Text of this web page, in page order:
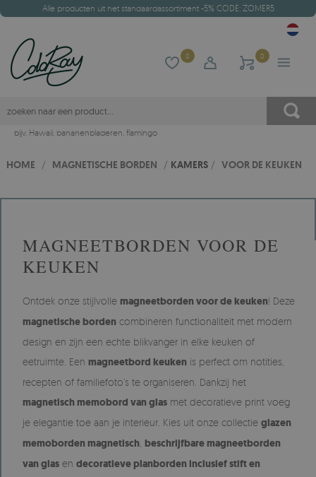
Alle producten uit het standaardassortiment -5% CODE: ZOMER5
0 0
bijv. Hawaii, bananenbladeren, flamingo
HOME / MAGNETISCHE BORDEN / KAMERS / VOOR DE KEUKEN
MAGNEETBORDEN VOOR DE
KEUKEN
Ontdek onze stijlvolle magneetborden voor de keuken! Deze
magnetische borden combineren functionaliteit met modern
design en zijn een echte blikvanger in elke keuken of
eetruimte. Een magneetbord keuken is perfect om notities,
recepten of familiefoto’s te organiseren. Dankzij het
magnetisch memobord van glas met decoratieve print voeg
je elegantie toe aan je interieur. Kies uit onze collectie glazen
memoborden magnetisch beschrijfbare magneetborden
van glas en decoratieve planborden inclusief stift en